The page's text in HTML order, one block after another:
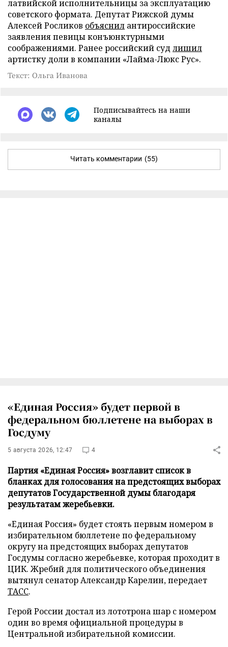
латвийской исполнительницы за эксплуатацию
советского формата. Депутат Рижской думы
Алексей Росликов объяснил антироссийские
заявления певицы конъюнктурными
соображениями. Ранее российский суд лишил
артистку доли в компании «Лайма-Люкс Рус».
Текст: Ольга Иванова
Подписывайтесь на наши
каналы
Читать комментарии (55)
«Единая Россия» будет первой в
федеральном бюллетене на выборах в
Госдуму
5 августа 2026, 12:47 4
Партия «Единая Россия» возглавит список в
бланках для голосования на предстоящих выборах
депутатов Государственной думы благодаря
результатам жеребьевки.
«Единая Россия» будет стоять первым номером в
избирательном бюллетене по федеральному
округу на предстоящих выборах депутатов
Госдумы согласно жеребьевке, которая проходит в
ЦИК. Жребий для политического объединения
вытянул сенатор Александр Карелин, передает
ТАСС.
Герой России достал из лототрона шар с номером
один во время официальной процедуры в
Центральной избирательной комиссии.